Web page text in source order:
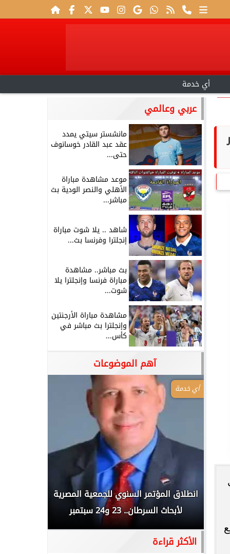
أي خدمة
عربي وعالمي
مانشستر سيتي يمدد
عقد عبد القادر خوسانوف
حتى...
موعد مشاهدة مباراة
الأهلي والنصر الودية بث
مباشر...
شاهد .. يلا شوت مباراة
إنجلترا وفرنسا بث...
بث مباشر.. مشاهدة
مباراة فرنسا وإنجلترا يلا
شوت...
مشاهدة مباراة الأرجنتين
وإنجلترا بث مباشر في
كأس...
آهم الموضوعات
أي خدمة
انطلاق المؤتمر السنوي للجمعية المصرية
لأبحاث السرطان.. 23 و24 سبتمبر
الأكثر قراءة